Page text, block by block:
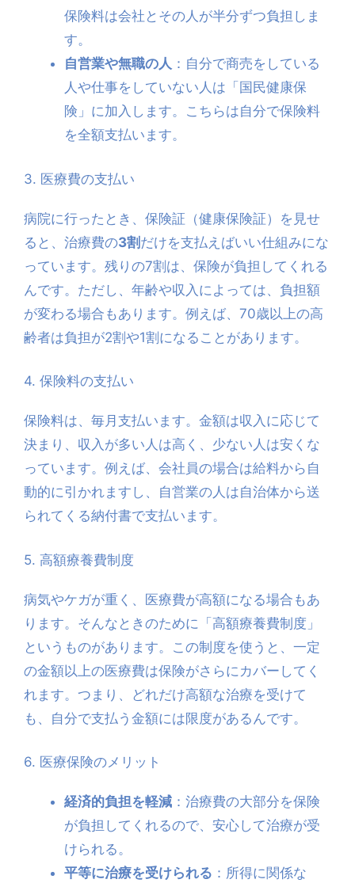
保険料は会社とその人が半分ずつ負担しま
す。
自営業や無職の人 ：自分で商売をしている
人や仕事をしていない人は「国民健康保
険」に加入します。こちらは自分で保険料
を全額支払います。
3. 医療費の支払い
病院に行ったとき、保険証（健康保険証）を見せ
ると、治療費の3割 だけを支払えばいい仕組みにな
っています。残りの7割は、保険が負担してくれる
んです。ただし、年齢や収入によっては、負担額
が変わる場合もあります。例えば、70歳以上の高
齢者は負担が2割や1割になることがあります。
4. 保険料の支払い
保険料は、毎月支払います。金額は収入に応じて
決まり、収入が多い人は高く、少ない人は安くな
っています。例えば、会社員の場合は給料から自
動的に引かれますし、自営業の人は自治体から送
られてくる納付書で支払います。
5. 高額療養費制度
病気やケガが重く、医療費が高額になる場合もあ
ります。そんなときのために「高額療養費制度」
というものがあります。この制度を使うと、一定
の金額以上の医療費は保険がさらにカバーしてく
れます。つまり、どれだけ高額な治療を受けて
も、自分で支払う金額には限度があるんです。
6. 医療保険のメリット
経済的負担を軽減 ：治療費の大部分を保険
が負担してくれるので、安心して治療が受
けられる。
平等に治療を受けられる ：所得に関係な